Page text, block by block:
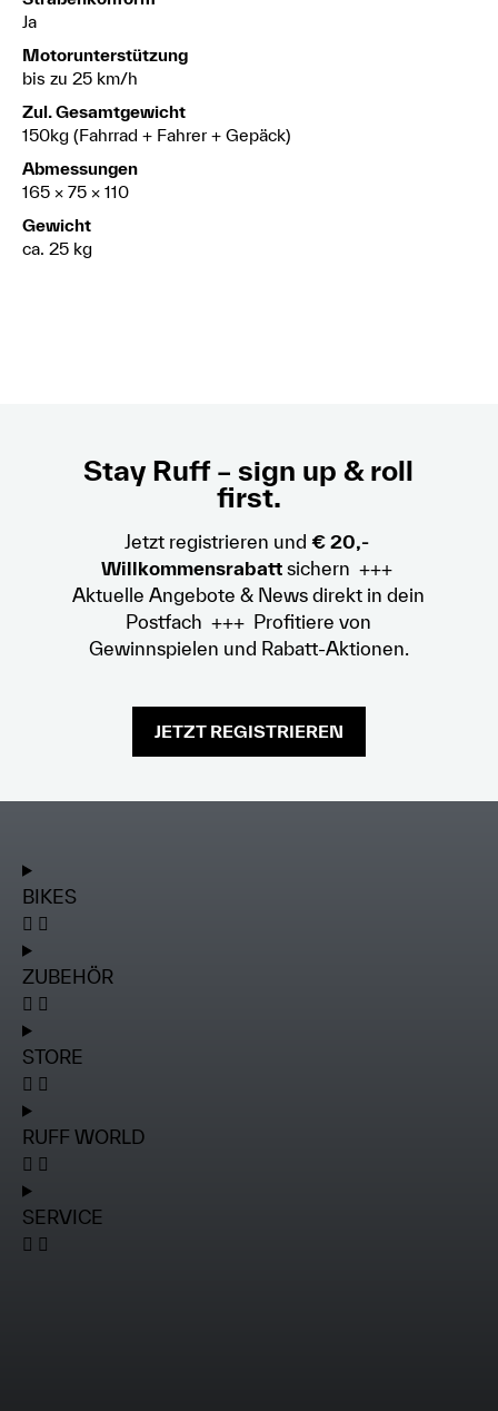
Ja
Motorunterstützung
bis zu 25 km/h
Zul. Gesamtgewicht
150kg (Fahrrad + Fahrer + Gepäck)
Abmessungen
165 × 75 × 110
Gewicht
ca. 25 kg
Stay Ruff – sign up & roll
first.
Jetzt registrieren und € 20,-
Willkommensrabattsichern +++
Aktuelle Angebote & News direkt in dein
Postfach +++ Profitiere von
Gewinnspielen und Rabatt-Aktionen.
JETZT REGISTRIEREN
BIKES
ZUBEHÖR
STORE
RUFF WORLD
SERVICE